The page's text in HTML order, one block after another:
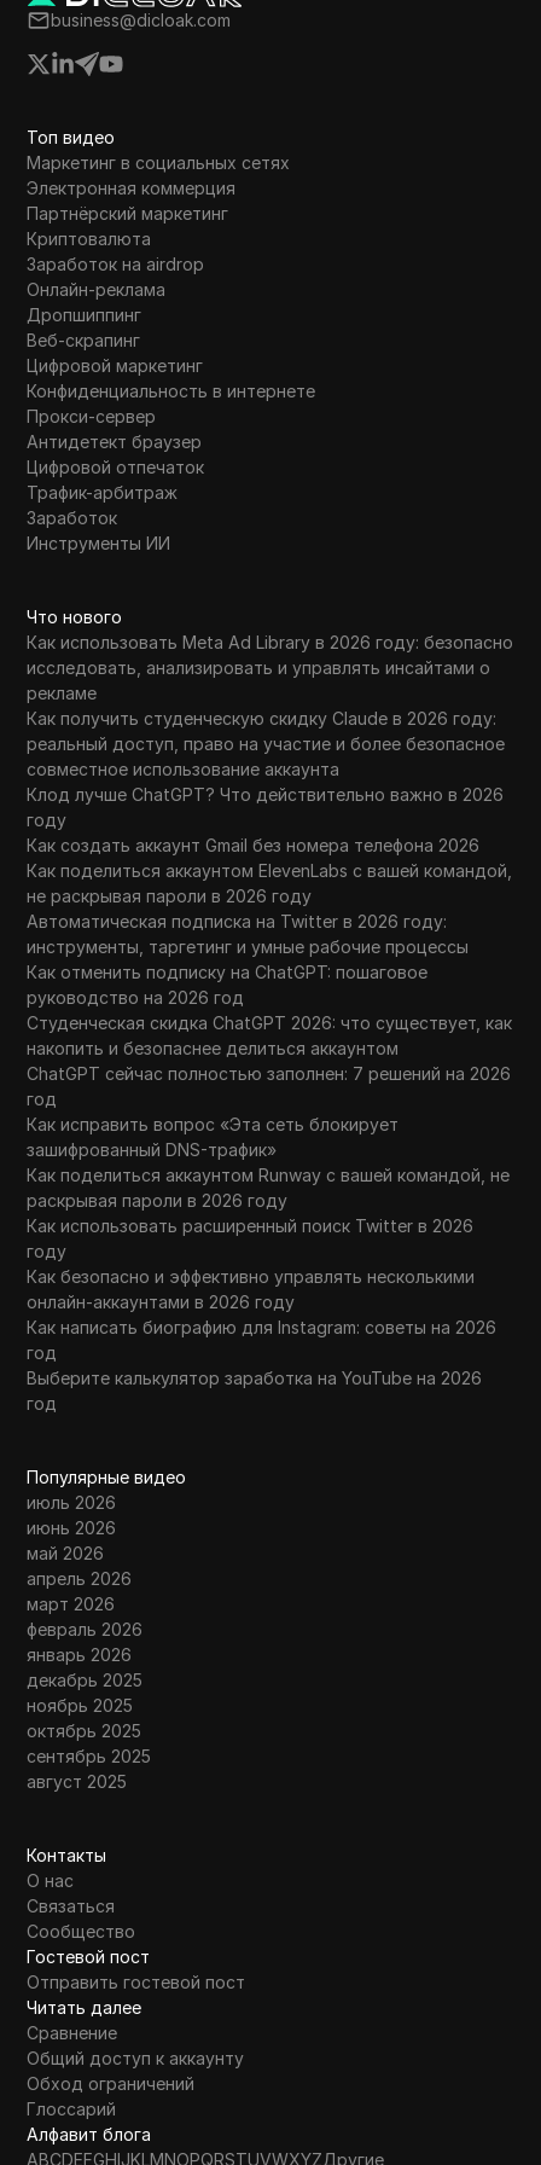
майнинг и повышение уровня.
business@dicloak.com
Топ видео
Маркетинг в социальных сетях
Электронная коммерция
Партнёрский маркетинг
Криптовалюта
Заработок на airdrop
Онлайн-реклама
Дропшиппинг
Веб-скрапинг
Цифровой маркетинг
Конфиденциальность в интернете
Прокси-сервер
Антидетект браузер
Цифровой отпечаток
Трафик-арбитраж
Заработок
Инструменты ИИ
Что нового
Как использовать Meta Ad Library в 2026 году: безопасно
исследовать, анализировать и управлять инсайтами о
рекламе
Как получить студенческую скидку Claude в 2026 году:
реальный доступ, право на участие и более безопасное
совместное использование аккаунта
Клод лучше ChatGPT? Что действительно важно в 2026
году
Как создать аккаунт Gmail без номера телефона 2026
Как поделиться аккаунтом ElevenLabs с вашей командой,
не раскрывая пароли в 2026 году
Автоматическая подписка на Twitter в 2026 году:
инструменты, таргетинг и умные рабочие процессы
Как отменить подписку на ChatGPT: пошаговое
руководство на 2026 год
Студенческая скидка ChatGPT 2026: что существует, как
накопить и безопаснее делиться аккаунтом
ChatGPT сейчас полностью заполнен: 7 решений на 2026
год
Как исправить вопрос «Эта сеть блокирует
зашифрованный DNS-трафик»
Как поделиться аккаунтом Runway с вашей командой, не
раскрывая пароли в 2026 году
Как использовать расширенный поиск Twitter в 2026
году
Как безопасно и эффективно управлять несколькими
онлайн-аккаунтами в 2026 году
Как написать биографию для Instagram: советы на 2026
год
Выберите калькулятор заработка на YouTube на 2026
год
Популярные видео
июль 2026
июнь 2026
май 2026
апрель 2026
март 2026
февраль 2026
январь 2026
декабрь 2025
ноябрь 2025
октябрь 2025
сентябрь 2025
август 2025
Контакты
О нас
Связаться
Сообщество
Гостевой пост
Отправить гостевой пост
Читать далее
Сравнение
Общий доступ к аккаунту
Обход ограничений
Глоссарий
Алфавит блога
ABCDEFGHIJKLMNOPQRSTUVWXYZДругие